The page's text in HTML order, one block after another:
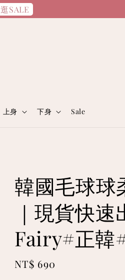
逛SALE
上身 下身 Sale
韓國毛球球
｜現貨快
Fairy#正韓
Regular
NT$ 690